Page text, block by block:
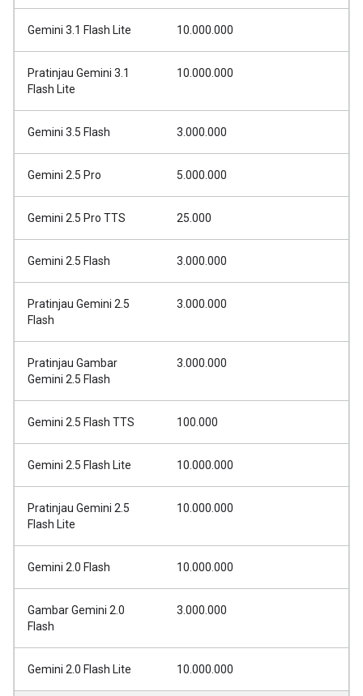
Gemini 3.1 Flash Lite 10.000.000
Pratinjau Gemini 3.1
Flash Lite
10.000.000
Gemini 3.5 Flash 3.000.000
Gemini 2.5 Pro 5.000.000
Gemini 2.5 Pro TTS 25.000
Gemini 2.5 Flash 3.000.000
Pratinjau Gemini 2.5
Flash
3.000.000
Pratinjau Gambar
Gemini 2.5 Flash
3.000.000
Gemini 2.5 Flash TTS 100.000
Gemini 2.5 Flash Lite 10.000.000
Pratinjau Gemini 2.5
Flash Lite
10.000.000
Gemini 2.0 Flash 10.000.000
Gambar Gemini 2.0
Flash
3.000.000
Gemini 2.0 Flash Lite 10.000.000